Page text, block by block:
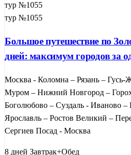
тур №1055
тур №1055
Большое путешествие по
дней: максимум городов за
Москва - Коломна – Рязань –
Муром – Нижний Новгород –
Боголюбово – Суздаль - Иваново –
Ярославль – Ростов Великий –
Сергиев Посад - Москва
8 дней Завтрак+Обед